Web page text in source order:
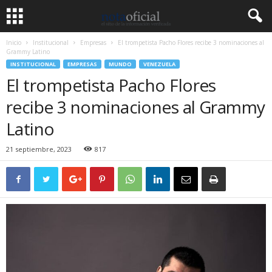
Inicio Institucional Empresas
El trompetista Pacho Flores recibe 3 nominaciones al
Grammy Latino
INSTITUCIONAL EMPRESAS MUNDO VENEZUELA
El trompetista Pacho Flores
recibe 3 nominaciones al Grammy
Latino
21 septiembre, 2023 817